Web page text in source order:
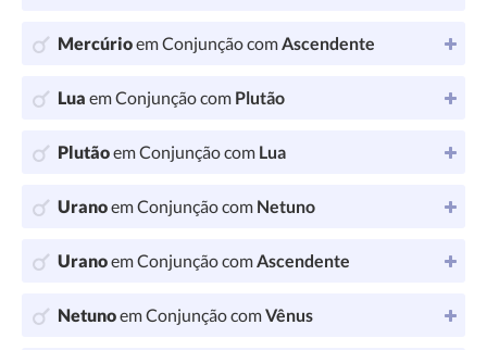
Mercúrioem Conjunção comAscendente
Lua em Conjunção com Plutão
Plutãoem Conjunção com Lua
Uranoem Conjunção com Netuno
Uranoem Conjunção comAscendente
Netunoem Conjunção comVênus